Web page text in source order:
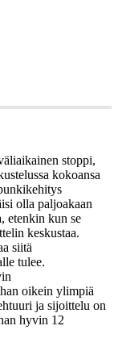
stoppi,
kokoansa
olla paljoakaan
etenkin kun se
keskustaa.
siitä
tulee.
oikein ylimpiä
ja sijoittelu on
hyvin 12